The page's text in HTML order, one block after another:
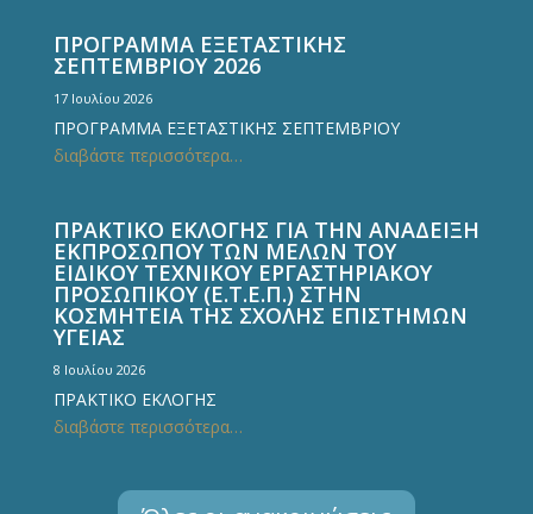
ΠΡΟΓΡΑΜΜΑ ΕΞΕΤΑΣΤΙΚΗΣ
ΣΕΠΤΕΜΒΡΙΟΥ 2026
17 Ιουλίου 2026
ΠΡΟΓΡΑΜΜΑ ΕΞΕΤΑΣΤΙΚΗΣ ΣΕΠΤΕΜΒΡΙΟΥ
διαβάστε περισσότερα…
ΠΡΑΚΤΙΚΟ ΕΚΛΟΓΗΣ ΓΙΑ ΤΗΝ ΑΝΑΔΕΙΞΗ
ΕΚΠΡΟΣΩΠΟΥ ΤΩΝ ΜΕΛΩΝ ΤΟΥ
ΕΙΔΙΚΟΥ ΤΕΧΝΙΚΟΥ ΕΡΓΑΣΤΗΡΙΑΚΟΥ
ΠΡΟΣΩΠΙΚΟΥ (Ε.Τ.Ε.Π.) ΣΤΗΝ
ΚΟΣΜΗΤΕΙΑ ΤΗΣ ΣΧΟΛΗΣ ΕΠΙΣΤΗΜΩΝ
ΥΓΕΙΑΣ
8 Ιουλίου 2026
ΠΡΑΚΤΙΚΟ ΕΚΛΟΓΗΣ
διαβάστε περισσότερα…